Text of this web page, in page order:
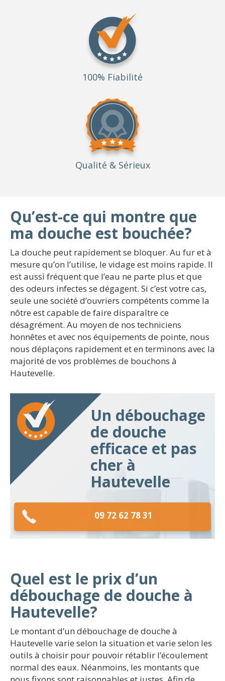
100% Fiabilité
Qualité & Sérieux
Qu’est-ce qui montre que
ma douche est bouchée?
La douche peut rapidement se bloquer. Au fur et à
mesure qu’on l’utilise, le vidage est moins rapide. Il
est aussi fréquent que l’eau ne parte plus et que
des odeurs infectes se dégagent. Si c’est votre cas,
seule une société d’ouvriers compétents comme la
nôtre est capable de faire disparaître ce
désagrément. Au moyen de nos techniciens
honnêtes et avec nos équipements de pointe, nous
nous déplaçons rapidement et en terminons avec la
majorité de vos problèmes de bouchons à
Hautevelle.
Un débouchage
de douche
efficace et pas
cher à
Hautevelle
09 72 62 78 31
Quel est le prix d’un
débouchage de douche à
Hautevelle?
Le montant d’un débouchage de douche à
Hautevelle varie selon la situation et varie selon les
outils à choisir pour pouvoir rétablir l’écoulement
normal des eaux. Néanmoins, les montants que